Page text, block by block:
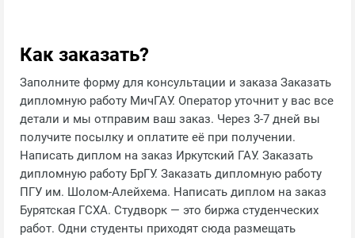
Как заказать?
Заполните форму для консультации и заказа Заказать
дипломную работу МичГАУ. Оператор уточнит у вас все
детали и мы отправим ваш заказ. Через 3-7 дней вы
получите посылку и оплатите её при получении.
Написать диплом на заказ Иркутский ГАУ. Заказать
дипломную работу БрГУ. Заказать дипломную работу
ПГУ им. Шолом-Алейхема. Написать диплом на заказ
Бурятская ГСХА. Студворк — это биржа студенческих
работ. Одни студенты приходят сюда размещать